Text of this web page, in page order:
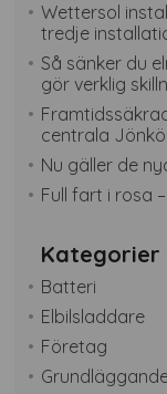
Wettersol
tredje
Så sänker du
gör verklig
centrala
Nu gäller de
Full fart i rosa
Kategorier
Batteri
Elbilsladdare
Företag